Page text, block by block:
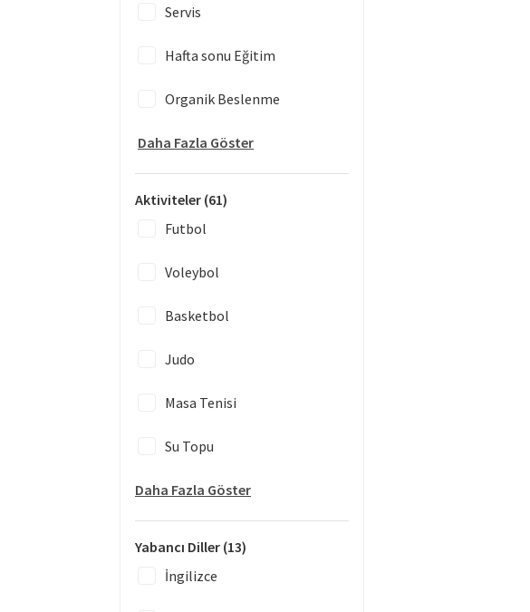
Servis
Hafta sonu Eğitim
Organik Beslenme
Daha Fazla Göster
Aktiviteler (61)
Futbol
Voleybol
Basketbol
Judo
Masa Tenisi
Su Topu
Daha Fazla Göster
Yabancı Diller (13)
İngilizce